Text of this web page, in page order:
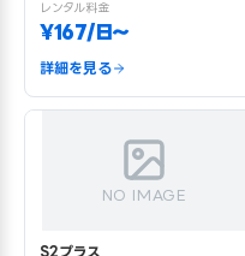
レンタル料金
¥167/日〜
詳細を見る
NO IMAGE
S2プラス